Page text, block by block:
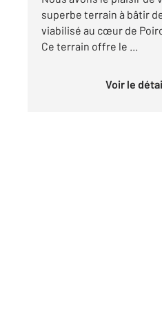
superbe terrain à bâtir
viabilisé au cœur de
Ce terrain offre le ...
Voir le